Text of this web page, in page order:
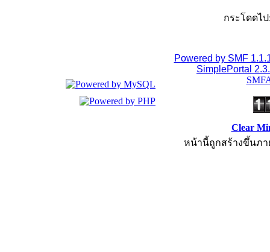
กระโดดไป
Powered by SMF
SimplePortal
Clear
หน้านี้ถูกสร้างขึ้นภา